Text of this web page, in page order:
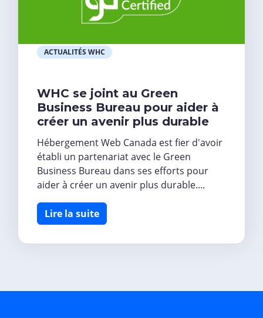
ACTUALITÉS WHC
WHC se joint au Green
Business Bureau pour aider à
créer un avenir plus durable
Hébergement Web Canada est fier d'avoir
établi un partenariat avec le Green
Business Bureau dans ses efforts pour
aider à créer un avenir plus durable....
Lire la suite